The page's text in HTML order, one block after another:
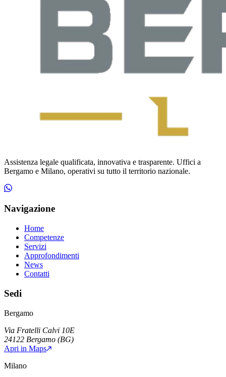
Assistenza legale qualificata, innovativa e trasparente. Uffici a
Bergamo e Milano, operativi su tutto il territorio nazionale.
Navigazione
Home
Competenze
Servizi
Approfondimenti
News
Contatti
Sedi
Bergamo
Via Fratelli Calvi 10E
24122 Bergamo (BG)
Apri in Maps
Milano